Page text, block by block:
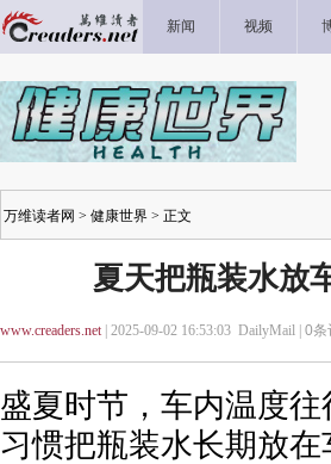
新闻 视频
万维读者网 > 健康世界 > 正文
夏天把瓶装水放
www.creaders.net| 2025-09-02 16:53:03 DailyMail | 0条
盛夏时节，车内温度
习惯把瓶装水长期放